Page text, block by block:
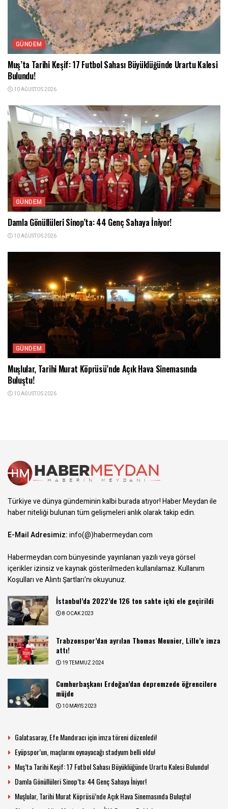
GÜNDEM
Muş’ta Tarihi Keşif: 17 Futbol Sahası Büyüklüğünde Urartu Kalesi
Bulundu!
10 AĞUSTOS 2026
GÜNDEM
Damla Gönüllüleri Sinop’ta: 44 Genç Sahaya İniyor!
10 AĞUSTOS 2026
GÜNDEM
Muşlular, Tarihi Murat Köprüsü’nde Açık Hava Sinemasında
Buluştu!
10 AĞUSTOS 2026
Türkiye ve dünya gündeminin kalbi burada atıyor! Haber Meydan ile
haber niteliği bulunan tüm gelişmeleri anlık olarak takip edin.
E-Mail Adresimiz:info(@)habermeydan.com
Habermeydan.com bünyesinde yayınlanan yazılı veya görsel
içerikler izinsiz ve kaynak gösterilmeden kullanılamaz.Kullanım
Koşulları ve Alıntı Şartları'nı okuyunuz.
İstanbul’da 2022’de 126 ton sahte içki ele geçirildi
8 OCAK 2023
Trabzonspor’dan ayrılan Thomas Meunier, Lille’e imza
attı!
19 TEMMUZ 2024
Cumhurbaşkanı Erdoğan’dan depremzede öğrencilere
müjde
10 MAYIS 2023
Galatasaray, Efe Mandıracı için imza töreni düzenledi!
Eyüpspor’un, maçlarını oynayacağı stadyum belli oldu!
Muş’ta Tarihi Keşif: 17 Futbol Sahası Büyüklüğünde Urartu Kalesi Bulundu!
Damla Gönüllüleri Sinop’ta: 44 Genç Sahaya İniyor!
Muşlular, Tarihi Murat Köprüsü’nde Açık Hava Sinemasında Buluştu!